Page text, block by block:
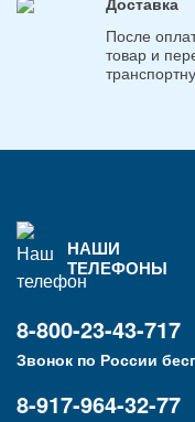
Доставка
После
товар и
НАШИ
ТЕЛЕФОНЫ
8-800-23-43-717
Звонок по России
8-917-964-32-77